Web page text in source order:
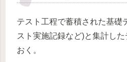
テスト工程で蓄積された基礎
スト実施記録など)と集計し
おく。